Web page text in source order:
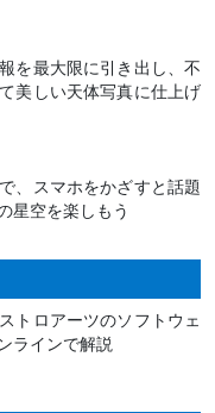
を最大限に引き出し、不
美しい天体写真に仕上げ
、スマホをかざすと話題
星空を楽しもう
トロアーツのソフトウェ
ラインで解説